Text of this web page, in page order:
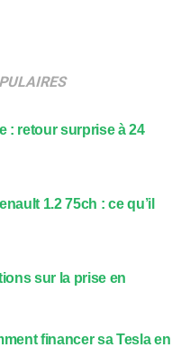
: retour surprise à 24
1.2 75ch : ce qu’il
sur la prise en
financer sa Tesla en